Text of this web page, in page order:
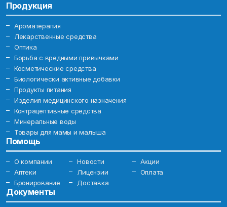
Продукция
Ароматерапия
Лекарственные средства
Оптика
Борьба с вредными привычками
Косметические средства
Биологически активные добавки
Продукты питания
Изделия медицинского назначения
Контрацептивные средства
Минеральные воды
Товары для мамы и малыша
Помощь
О компании Новости
Акции
Аптеки
Лицензии
Оплата
Бронирование
Доставка
Документы